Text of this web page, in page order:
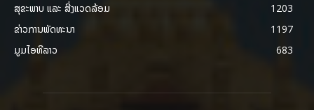
ສຸຂະພາບ ແລະ ສີ່ງແວດລ້ອມ
1203
ຂ່າວການພັດທະນາ
1197
ມູມໄອທີລາວ
683